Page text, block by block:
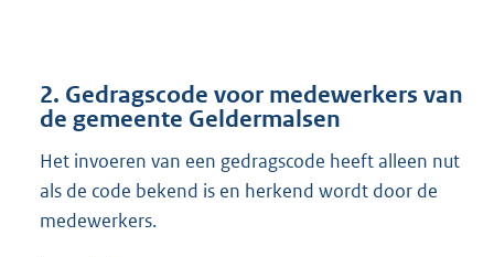
2. Gedragscode voor medewerkers van
de gemeente Geldermalsen
Het invoeren van een gedragscode heeft alleen nut
als de code bekend is en herkend wordt door de
medewerkers.